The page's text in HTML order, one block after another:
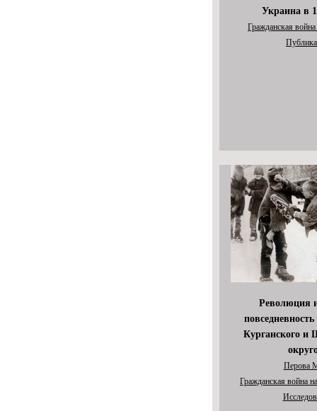
Украина в
Гражданская
Революция
Курганского и
Перова
Гражданская война